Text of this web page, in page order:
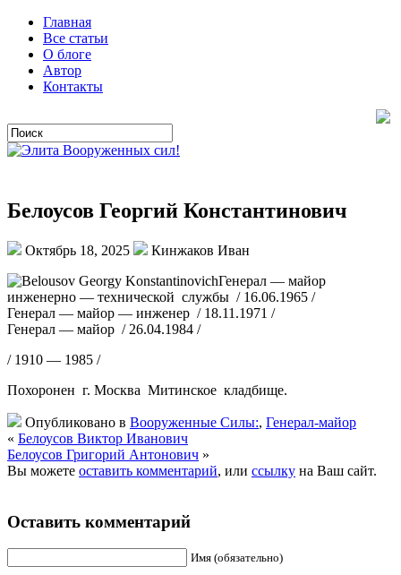
Главная
Все статьи
О блоге
Автор
Контакты
Белоусов Георгий Константинович
Октябрь 18, 2025
Кинжаков Иван
Генерал — майор
инженерно — технической службы / 16.06.1965 /
Генерал — майор — инженер / 18.11.1971 /
Генерал — майор / 26.04.1984 /
/ 1910 — 1985 /
Похоронен г. Москва Митинское кладбище.
Опубликовано в Вооруженные Силы:, Генерал-майор
« Белоусов Виктор Иванович
Белоусов Григорий Антонович »
Вы можете оставить комментарий, или ссылку на Ваш сайт.
Оставить комментарий
Имя (обязательно)